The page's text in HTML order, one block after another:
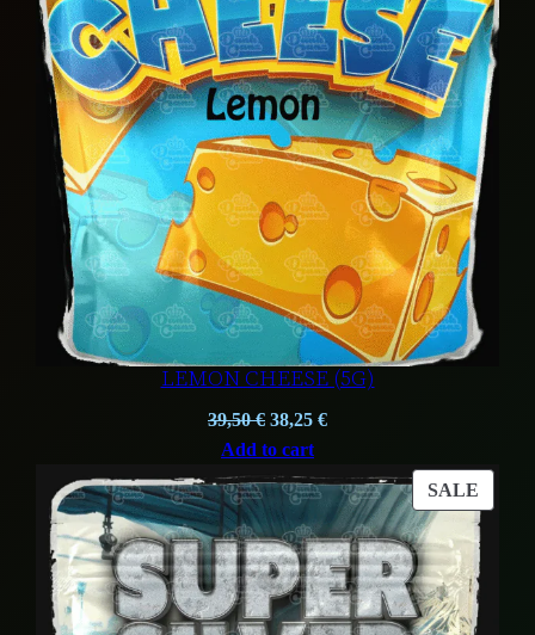
LEMON CHEESE (5G)
39,50€ Original
price
was:
39,50 €.
38,25 €Current
38,25 €.
Add to cart
SALE
ON
SALE